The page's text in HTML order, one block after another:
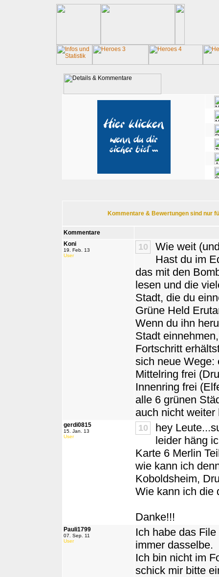
Kommentare & Bewertungen sind nur
Kommentare
Koni
19. Feb. 13
User
10
Wie weit
Hast du im
das mit den
lesen und die
Stadt, die du
Grüne Held
Wenn du ihn
Stadt
Fortschritt
sich neue Wege:
Mittelring frei
Innenring frei
alle 6 grünen
auch nicht
gerdi0815
15. Jan. 13
User
10
hey
leider häng
Karte 6 Merlin
wie kann ich
Koboldsheim,
Wie kann ich die
Danke!!!
Pauli1799
07. Sep. 11
User
Ich habe das
immer dasselbe.
Ich bin nicht im
schick mir bitte